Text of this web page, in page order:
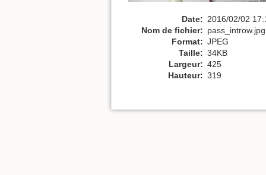
Date: 2016/02/02
Nom de fichier: pass_introw.jpg
Format: JPEG
Taille: 34KB
Largeur: 425
Hauteur: 319